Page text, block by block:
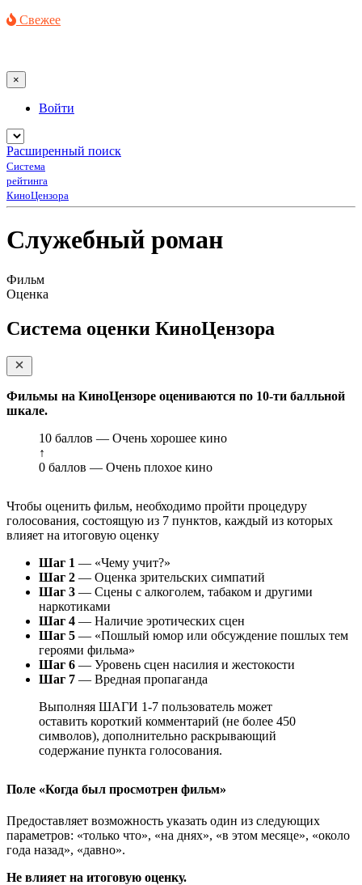
Свежее
×
Войти
Расширенный поиск
Система
рейтинга
КиноЦензора
Служебный роман
Фильм
Оценка
Система оценки КиноЦензора
Фильмы на КиноЦензоре оцениваются по 10-ти балльной
шкале.
10 баллов — Очень хорошее кино
↑
0 баллов — Очень плохое кино
Чтобы оценить фильм, необходимо пройти процедуру
голосования, состоящую из 7 пунктов, каждый из которых
влияет на итоговую оценку
Шаг 1 — «Чему учит?»
Шаг 2 — Оценка зрительских симпатий
Шаг 3 — Сцены с алкоголем, табаком и другими
наркотиками
Шаг 4 — Наличие эротических сцен
Шаг 5 — «Пошлый юмор или обсуждение пошлых тем
героями фильма»
Шаг 6 — Уровень сцен насилия и жестокости
Шаг 7 — Вредная пропаганда
Выполняя ШАГИ 1-7 пользователь может
оставить короткий комментарий (не более 450
символов), дополнительно раскрывающий
содержание пункта голосования.
Поле «Когда был просмотрен фильм»
Предоставляет возможность указать один из следующих
параметров: «только что», «на днях», «в этом месяце», «около
года назад», «давно».
Не влияет на итоговую оценку.